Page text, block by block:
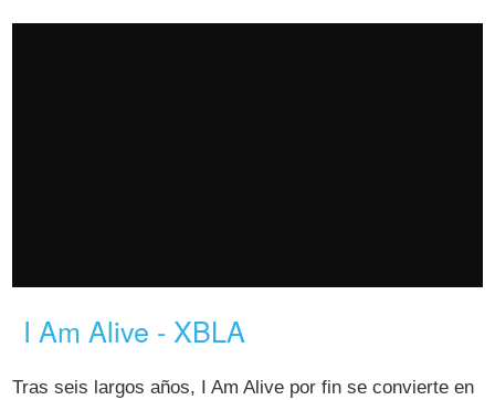
I Am Alive - XBLA
Tras seis largos años, I Am Alive por fin se convierte en